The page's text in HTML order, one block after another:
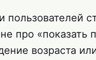
про «показать
возраста